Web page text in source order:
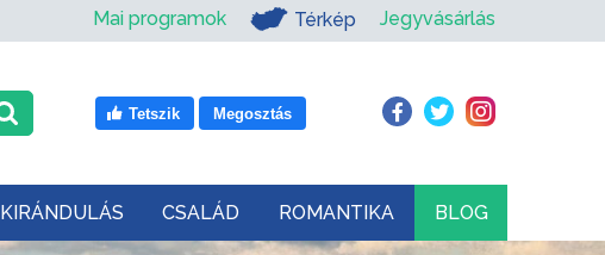
Mai programok Térkép Jegyvásárlás
Tetszik Megosztás
KIRÁNDULÁS CSALÁD ROMANTIKA BLOG